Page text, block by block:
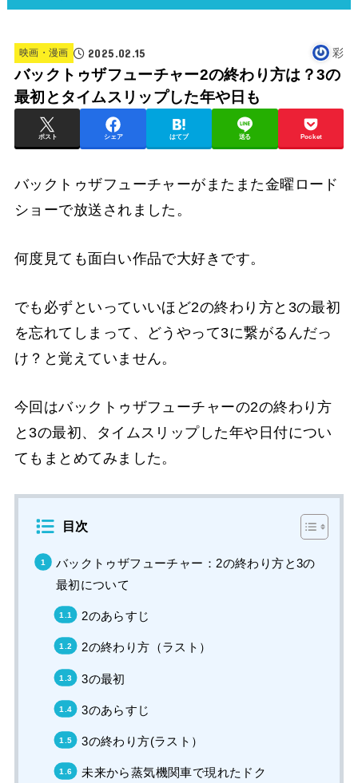
映画・漫画 2025.02.15 彩
バックトゥザフューチャー2の終わり方は？3の
最初とタイムスリップした年や日も
ポスト シェア はてブ 送る Pocket
バックトゥザフューチャーがまたまた金曜ロード
ショーで放送されました。
何度見ても面白い作品で大好きです。
でも必ずといっていいほど2の終わり方と3の最初
を忘れてしまって、どうやって3に繋がるんだっ
け？と覚えていません。
今回はバックトゥザフューチャーの2の終わり方
と3の最初、タイムスリップした年や日付につい
てもまとめてみました。
目次
バックトゥザフューチャー：2の終わり方と3の
最初について
2のあらすじ
2の終わり方（ラスト）
3の最初
3のあらすじ
3の終わり方(ラスト）
未来から蒸気機関車で現れたドク